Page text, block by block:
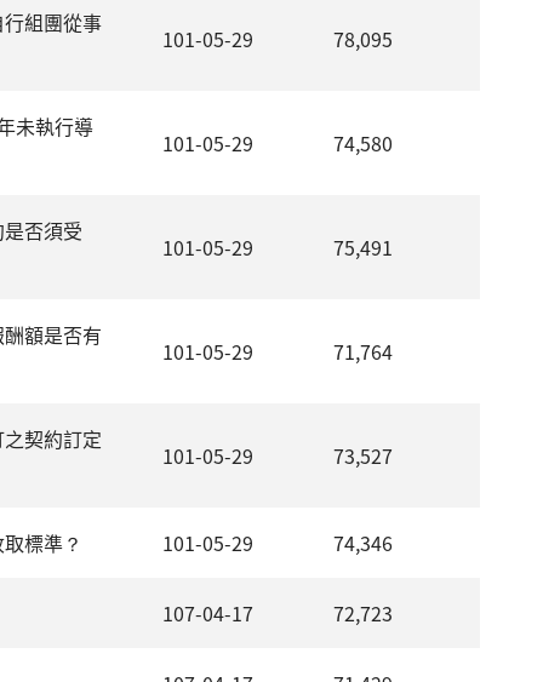
組團從事
101-05-29 78,095
未執行導
101-05-29 74,580
否須受
101-05-29 75,491
額是否有
101-05-29 71,764
契約訂定
101-05-29 73,527
標準？ 101-05-29 74,346
107-04-17 72,723